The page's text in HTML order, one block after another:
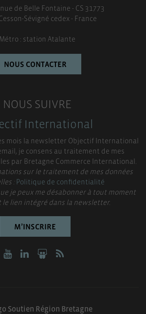
de Belle Fontaine - CS 31773
Sévigné cedex - France
Métro : station Atalante
NOUS CONTACTER
NOUS SUIVRE
International
mois la newsletter Objectif International
je consens au traitement de mes
par Bretagne Commerce International.
sur le traitement de mes données
:Politique de confidentialité
je peux me désabonner à tout moment
lien intégré dans la newsletter.
M’INSCRIRE